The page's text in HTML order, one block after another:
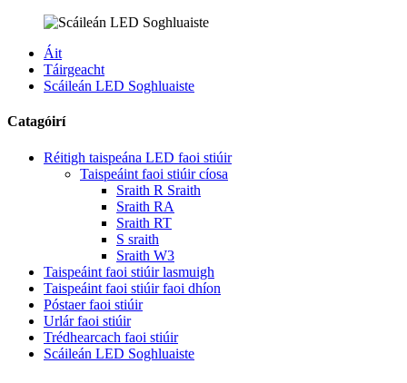
Áit
Táirgeacht
Scáileán LED Soghluaiste
Catagóirí
Réitigh taispeána LED faoi stiúir
Taispeáint faoi stiúir cíosa
Sraith R Sraith
Sraith RA
Sraith RT
S sraith
Sraith W3
Taispeáint faoi stiúir lasmuigh
Taispeáint faoi stiúir faoi dhíon
Póstaer faoi stiúir
Urlár faoi stiúir
Trédhearcach faoi stiúir
Scáileán LED Soghluaiste